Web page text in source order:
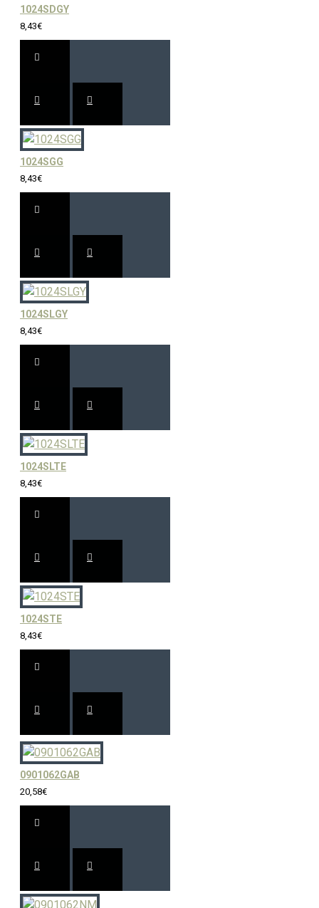
1024SDGY
8,43€
1024SGG
8,43€
1024SLGY
8,43€
1024SLTE
8,43€
1024STE
8,43€
0901062GAB
20,58€